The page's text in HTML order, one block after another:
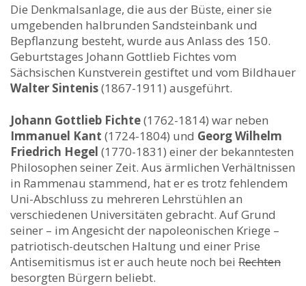
Die Denkmalsanlage, die aus der Büste, einer sie
umgebenden halbrunden Sandsteinbank und
Bepflanzung besteht, wurde aus Anlass des 150.
Geburtstages Johann Gottlieb Fichtes vom
Sächsischen Kunstverein gestiftet und vom Bildhauer
Walter Sintenis(1867-1911) ausgeführt.
Johann Gottlieb Fichte(1762-1814) war neben
Immanuel Kant (1724-1804) und Georg Wilhelm
Friedrich Hegel (1770-1831) einer der bekanntesten
Philosophen seiner Zeit. Aus ärmlichen Verhältnissen
in Rammenau stammend, hat er es trotz fehlendem
Uni-Abschluss zu mehreren Lehrstühlen an
verschiedenen Universitäten gebracht. Auf Grund
seiner – im Angesicht der napoleonischen Kriege –
patriotisch-deutschen Haltung und einer Prise
Antisemitismus ist er auch heute noch bei Rechten
besorgten Bürgern beliebt.